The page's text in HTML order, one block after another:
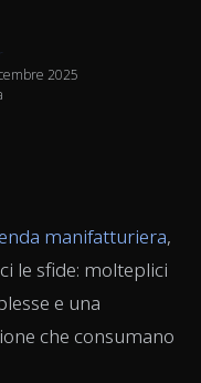
2025
manifatturiera,
le sfide: molteplici
e una
che consumano